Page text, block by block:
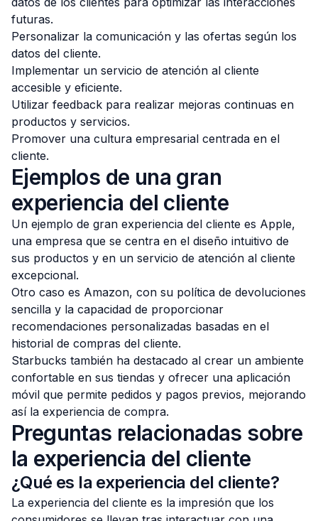
futuras.
Personalizar la comunicación y las ofertas según los
datos del cliente.
Implementar un servicio de atención al cliente
accesible y eficiente.
Utilizar feedback para realizar mejoras continuas en
productos y servicios.
Promover una cultura empresarial centrada en el
cliente.
Ejemplos de una gran
experiencia del cliente
Un ejemplo de gran experiencia del cliente es Apple,
una empresa que se centra en el diseño intuitivo de
sus productos y en un servicio de atención al cliente
excepcional.
Otro caso es Amazon, con su política de devoluciones
sencilla y la capacidad de proporcionar
recomendaciones personalizadas basadas en el
historial de compras del cliente.
Starbucks también ha destacado al crear un ambiente
confortable en sus tiendas y ofrecer una aplicación
móvil que permite pedidos y pagos previos, mejorando
así la experiencia de compra.
Preguntas relacionadas sobre
la experiencia del cliente
¿Qué es la experiencia del cliente?
La experiencia del cliente es la impresión que los